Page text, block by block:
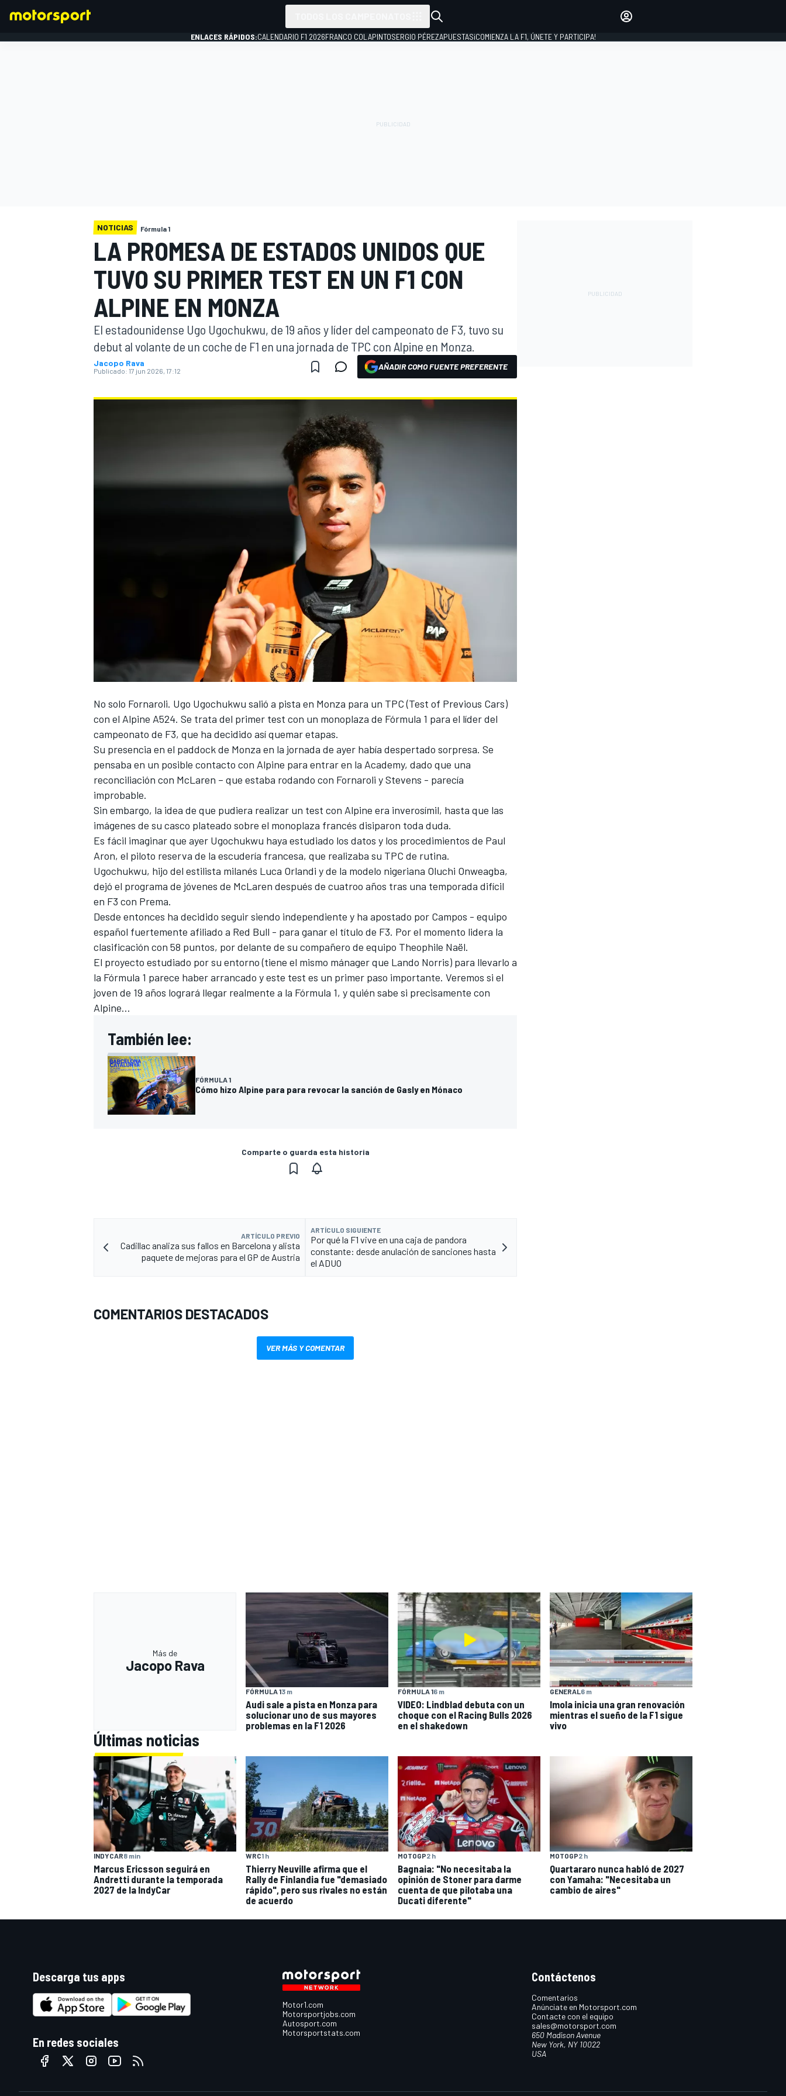
INDYCAR
FÓRMULA E
WRC
INICIAR SESIÓN
ENLACES RÁPIDOS:CALENDARIO F1 2026FRANCO COLAPINTOSERGIO PÉREZAPUESTAS¡COMIENZA LA F1, ÚNETE Y PARTICIPA!
NOTICIAS Fórmula 1
LA PROMESA DE ESTADOS UNIDOS QUE
TUVO SU PRIMER TEST EN UN F1 CON
ALPINE EN MONZA
El estadounidense Ugo Ugochukwu, de 19 años y líder del campeonato de F3, tuvo su
debut al volante de un coche de F1 en una jornada de TPC con Alpine en Monza.
Jacopo Rava
Publicado: 17 jun 2026, 17:12 AÑADIR COMO FUENTE PREFERENTE
No solo Fornaroli. Ugo Ugochukwu salió a pista en Monza para un TPC (Test of Previous Cars)
con el Alpine A524. Se trata del primer test con un monoplaza de Fórmula 1 para el líder del
campeonato de F3, que ha decidido así quemar etapas.
Su presencia en el paddock de Monza en la jornada de ayer había despertado sorpresa. Se
pensaba en un posible contacto con Alpine para entrar en la Academy, dado que una
reconciliación con McLaren – que estaba rodando con Fornaroli y Stevens - parecía
improbable.
Sin embargo, la idea de que pudiera realizar un test con Alpine era inverosímil, hasta que las
imágenes de su casco plateado sobre el monoplaza francés disiparon toda duda.
Es fácil imaginar que ayer Ugochukwu haya estudiado los datos y los procedimientos de Paul
Aron, el piloto reserva de la escudería francesa, que realizaba su TPC de rutina.
Ugochukwu, hijo del estilista milanés Luca Orlandi y de la modelo nigeriana Oluchi Onweagba,
dejó el programa de jóvenes de McLaren después de cuatroo años tras una temporada difícil
en F3 con Prema.
Desde entonces ha decidido seguir siendo independiente y ha apostado por Campos - equipo
español fuertemente afiliado a Red Bull - para ganar el título de F3. Por el momento lidera la
clasificación con 58 puntos, por delante de su compañero de equipo Theophile Naël.
El proyecto estudiado por su entorno (tiene el mismo mánager que Lando Norris) para llevarlo a
la Fórmula 1 parece haber arrancado y este test es un primer paso importante. Veremos si el
joven de 19 años logrará llegar realmente a la Fórmula 1, y quién sabe si precisamente con
Alpine…
También lee:
FÓRMULA 1
Cómo hizo Alpine para para revocar la sanción de Gasly en Mónaco
Comparte o guarda esta historia
ARTÍCULO PREVIO
Cadillac analiza sus fallos en Barcelona y alista
paquete de mejoras para el GP de Austria
ARTÍCULO SIGUIENTE
Por qué la F1 vive en una caja de pandora
constante: desde anulación de sanciones hasta
el ADUO
COMENTARIOS DESTACADOS
VER MÁS Y COMENTAR
Más de
Jacopo Rava
FÓRMULA 13 m
Audi sale a pista en Monza para
solucionar uno de sus mayores
problemas en la F1 2026
FÓRMULA 16 m
VIDEO: Lindblad debuta con un
choque con el Racing Bulls 2026
en el shakedown
GENERAL6 m
Imola inicia una gran renovación
mientras el sueño de la F1 sigue
vivo
Últimas noticias
INDYCAR8 min
Marcus Ericsson seguirá en
Andretti durante la temporada
2027 de la IndyCar
WRC1 h
Thierry Neuville afirma que el
Rally de Finlandia fue "demasiado
rápido", pero sus rivales no están
de acuerdo
MOTOGP2 h
Bagnaia: "No necesitaba la
opinión de Stoner para darme
cuenta de que pilotaba una
Ducati diferente"
MOTOGP2 h
Quartararo nunca habló de 2027
con Yamaha: "Necesitaba un
cambio de aires"
Descarga tus apps
En redes sociales
Motor1.com
Motorsportjobs.com
Autosport.com
Motorsportstats.com
Contáctenos
Comentarios
Anúnciate en Motorsport.com
Contacte con el equipo
sales@motorsport.com
650 Madison Avenue
New York, NY 10022
USA